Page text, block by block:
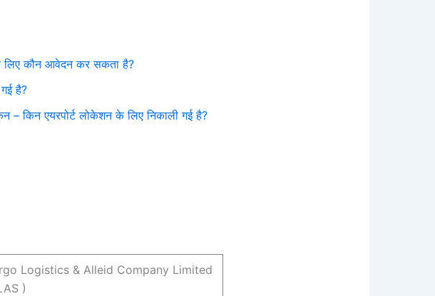
कौन आवेदन कर सकता है?
है?
एयरपोर्ट लोकेशन के लिए निकाली गई है?
Logistics & Alleid Company Limited
)